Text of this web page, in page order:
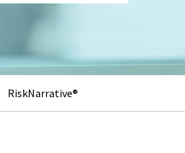
RiskNarrative®